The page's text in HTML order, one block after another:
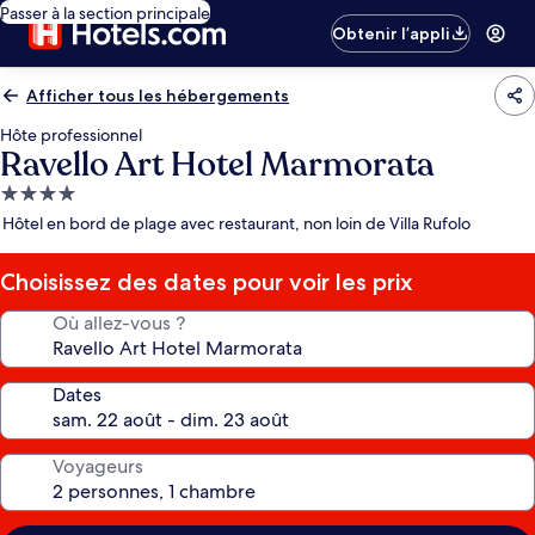
Passer à la section principale
Obtenir l’appli
Afficher tous les hébergements
Hôte professionnel
Ravello Art Hotel Marmorata
Hébergement
4.0 étoiles
Hôtel en bord de plage avec restaurant, non loin de Villa Rufolo
Choisissez des dates pour voir les prix
Où allez-vous ?
Dates
Voyageurs